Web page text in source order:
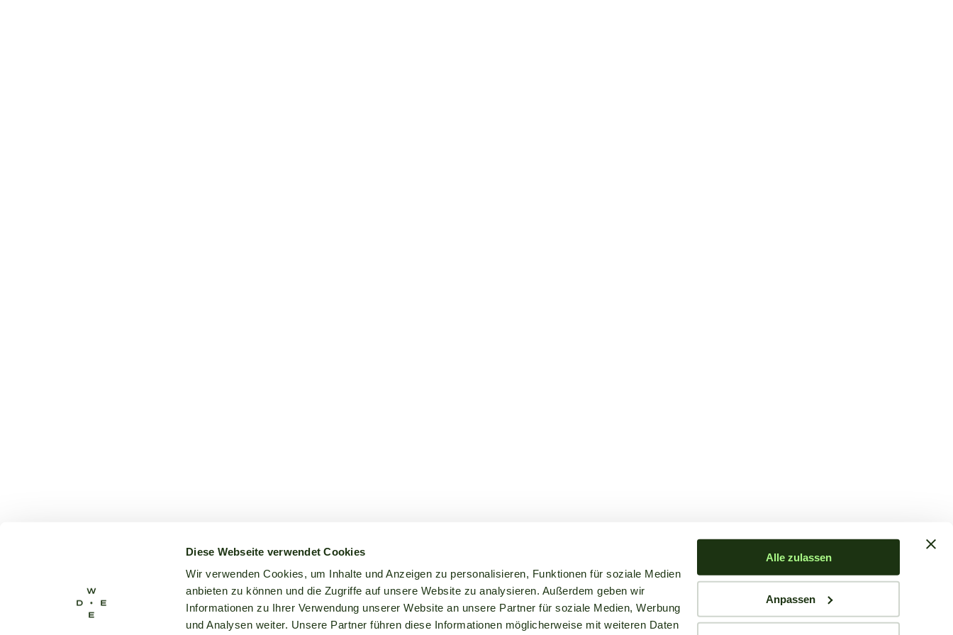
Diese Webseite verwendet Cookies
Wir verwenden Cookies, um Inhalte und Anzeigen zu personalisieren, Funktionen für soziale Medien
anbieten zu können und die Zugriffe auf unsere Website zu analysieren. Außerdem geben wir
Informationen zu Ihrer Verwendung unserer Website an unsere Partner für soziale Medien, Werbung
und Analysen weiter. Unsere Partner führen diese Informationen möglicherweise mit weiteren Daten
Alle zulassen
Anpassen